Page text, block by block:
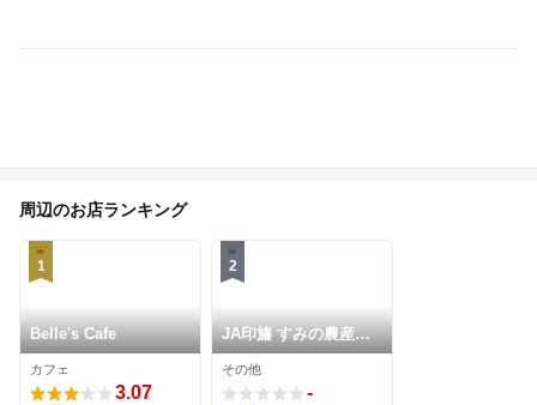
周辺のお店ランキング
1
Belle's Cafe
カフェ
3.07
2
JA印旛 すみの農産物
直売所
その他
-